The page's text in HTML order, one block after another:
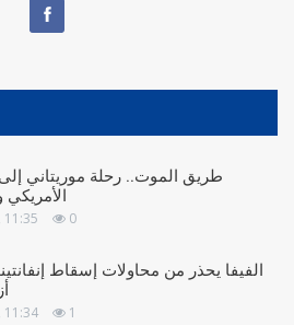
طريق الموت.. رحلة موريتاني
11:35 0
الفيفا يحذر من محاولات إسقاط
11:34 1